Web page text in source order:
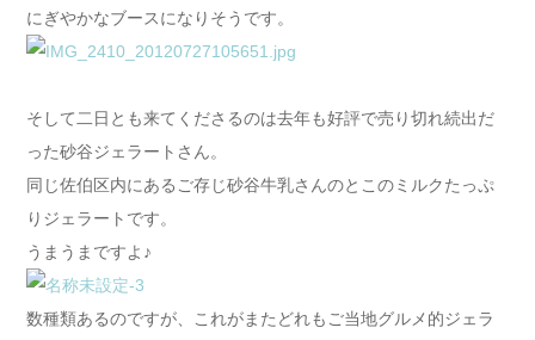
にぎやかなブースになりそうです。
そして二日とも来てくださるのは去年も好評で売り切れ続出だ
った砂谷ジェラートさん。
同じ佐伯区内にあるご存じ砂谷牛乳さんのとこのミルクたっぷ
りジェラートです。
うまうまですよ♪
数種類あるのですが、これがまたどれもご当地グルメ的ジェラ